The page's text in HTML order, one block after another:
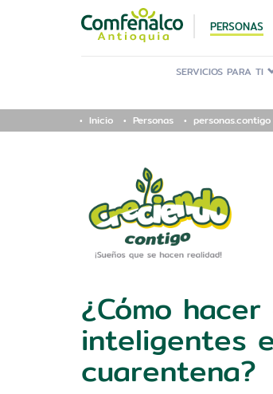
PERSONAS
SERVICIOS PARA TI
Inicio Personas personas.contigo
¿Cómo
inteligentes
cuarentena?